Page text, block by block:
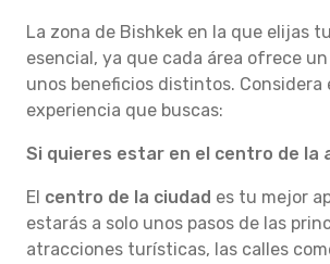
La zona de Bishkek en la que elijas
esencial, ya que cada área ofrece
unos beneficios distintos. Considera
experiencia que buscas:
Si quieres estar en el centro de la
El centro de la ciudad es tu mejor
estarás a solo unos pasos de las
atracciones turísticas, las calles